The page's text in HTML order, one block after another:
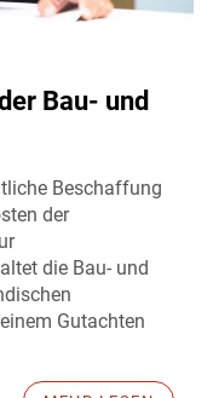
Bau- und
Beschaffung
der
die Bau- und
Gutachten